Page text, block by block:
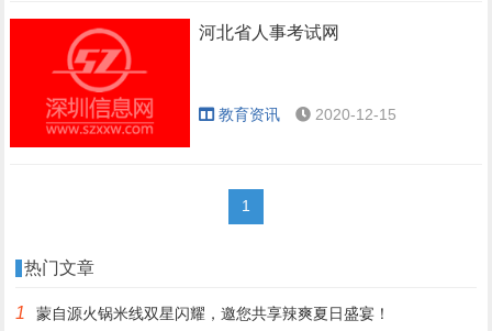
河北省人事考试网
教育资讯 2020-12-15
1
热门文章
1 蒙自源火锅米线双星闪耀，邀您共享辣爽夏日盛宴！